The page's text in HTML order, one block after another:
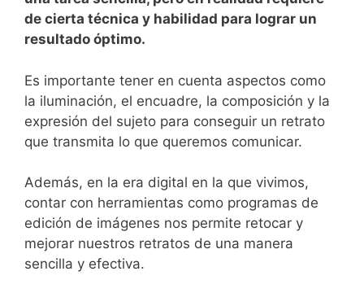
de cierta técnica y habilidad para lograr un
resultado óptimo.
Es importante tener en cuenta aspectos como
la ‌iluminación, el encuadre, la composición y la
expresión del sujeto para ⁤conseguir un retrato
que transmita lo que queremos comunicar.
Además, en⁢ la era digital en la que vivimos,
contar con herramientas como programas⁣ de
edición de imágenes nos permite retocar y
mejorar nuestros retratos de una ​manera
sencilla y efectiva.